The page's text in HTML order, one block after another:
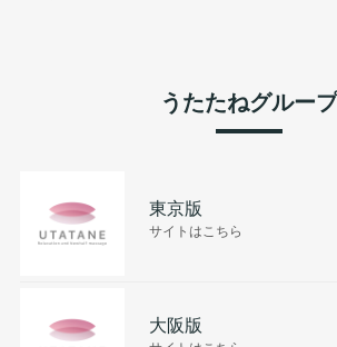
うたたねグループ
東京版
サイトはこちら
大阪版